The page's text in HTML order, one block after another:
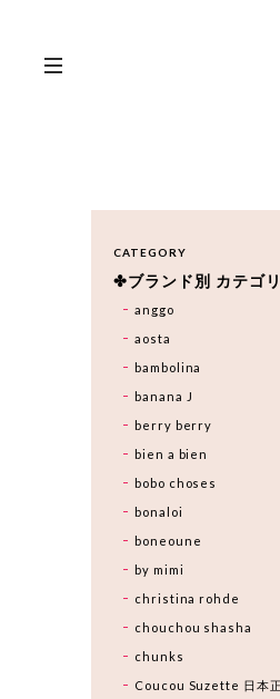
CATEGORY
✤ブランド別 カテゴ
anggo
aosta
bambolina
banana J
berry berry
bien a bien
bobo choses
bonaloi
boneoune
by mimi
christina rohde
chouchou shasha
chunks
Coucou Suzette 日本